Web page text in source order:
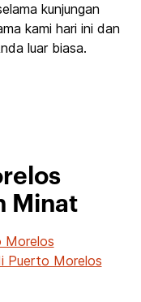
kunjungan
kami hari ini dan
luar biasa.
Minat
Morelos
Puerto Morelos